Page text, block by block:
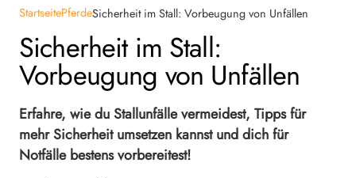
StartseitePferdeSicherheit im Stall: Vorbeugung von Unfällen
Sicherheit im Stall:
Vorbeugung von Unfällen
Erfahre, wie du Stallunfälle vermeidest, Tipps für
mehr Sicherheit umsetzen kannst und dich für
Notfälle bestens vorbereitest!